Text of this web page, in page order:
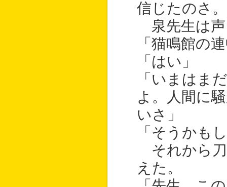
信じたのさ
泉先生は
「猫鳴館の
「はい」
「いまはま
よ。人間に
いさ」
「そうかも
それから刀
えた。